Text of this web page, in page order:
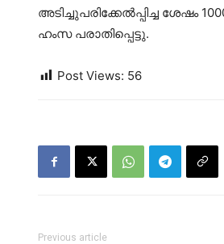
അടിച്ചുപരിക്കേല്‍പ്പിച്ച
ഹംസ പരാതിപ്പെട്ടു.
Post Views: 56
Previous article